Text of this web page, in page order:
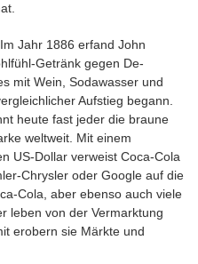
und zeitlichen
vollkommen legitime
tappen: Wer ganz legal
an sich zu binden, schafft
Gründungsphase.
Zeitvorstellungen,
In vielen Branchen ist
und sowohl für den
mit vielen Vorteilen
für den
Jahr 1886 erfand John
Getränk gegen De­
mit Wein, Sodawasser und
Aufstieg begann.
heute fast jeder die braune
weltweit. Mit einem
US-Dollar verweist Coca-Cola
Chrysler oder Google auf die
Cola, aber ebenso auch viele
leben von der Vermarktung
erobern sie Märkte und